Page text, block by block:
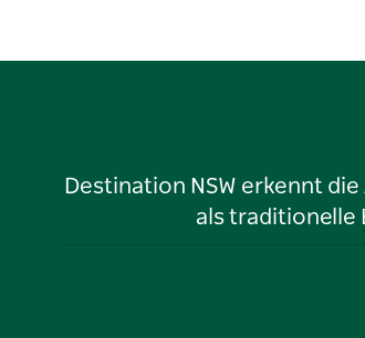
Destination NSW erkennt
als traditionelle